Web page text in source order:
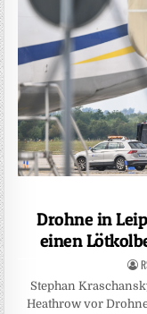
Drohne in
einen
Stephan
Heathrow vor